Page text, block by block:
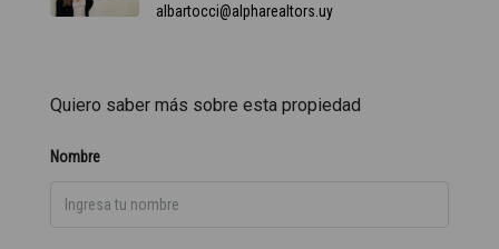
albartocci@alpharealtors.uy
Quiero saber más sobre esta propiedad
Nombre